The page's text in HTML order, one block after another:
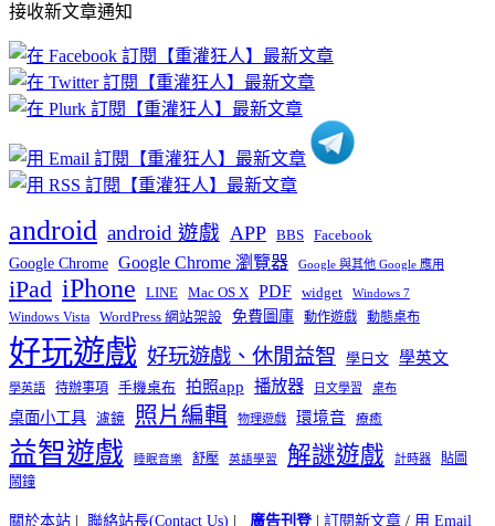
文
章
分
類
接收新文章通知
android android 遊戲 APP BBS Facebook
Google Chrome Google Chrome 瀏覽器 Google 與其他 Google 應用
iPad iPhone LINE Mac OS X PDF widget Windows 7
Windows Vista WordPress 網站架設 免費圖庫 動作遊戲 動態桌布
好玩遊戲 好玩遊戲、休閒益智 學日文 學英文
學英語 待辦事項 手機桌布 拍照app 播放器 日文學習 桌布
桌面小工具 濾鏡 照片編輯 物理遊戲 環境音 療癒
益智遊戲 睡眠音樂 舒壓 英語學習 解謎遊戲 計時器
貼圖
鬧鐘
關於本站 | 聯絡站長(Contact Us) | 廣告刊登| 訂閱新文章 / 用 Email